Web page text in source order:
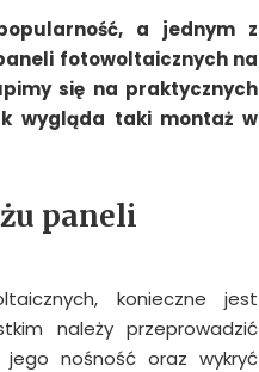
a jednym z
fotowoltaicznych na
się na praktycznych
wygląda taki montaż w
paneli
konieczne jest
należy przeprowadzić
nośność oraz wykryć